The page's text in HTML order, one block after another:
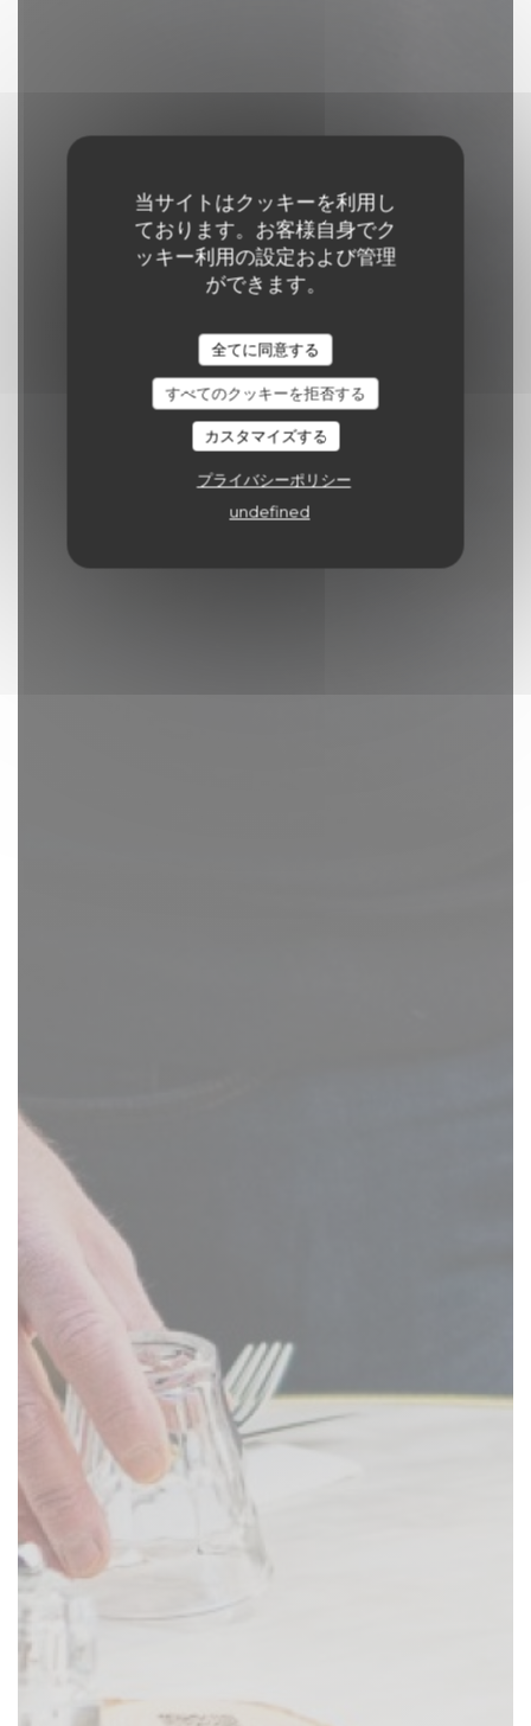
当サイトはクッキーを利用し
ております。お客様自身でク
ッキー利用の設定および管理
ができます。
全てに同意する
すべてのクッキーを拒否する
カスタマイズする
プライバシーポリシー
undefined
Comptoir 44
パブ|LILLE
予約